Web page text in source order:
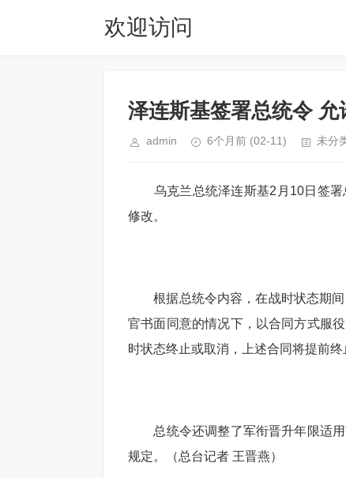
欢迎访问
泽连斯基签署总统令
admin 6个月前 (02-11) 未分
乌克兰总统泽连斯基2月10日签署
修改。
根据总统令内容，在战时状态期间
官书面同意的情况下，以合同方式服
时状态终止或取消，上述合同将提前
总统令还调整了军衔晋升年限适用
规定。（总台记者 王晋燕）